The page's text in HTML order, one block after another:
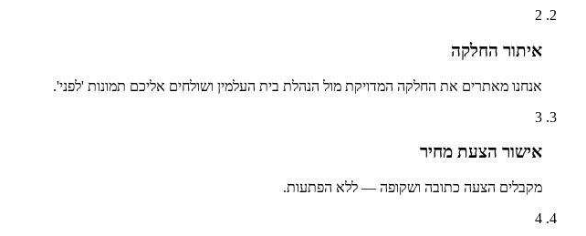
2
איתור החלקה
אנחנו מאתרים את החלקה המדויקת מול הנהלת בית העלמין ושולחים אליכם תמונות 'לפני'.
3
אישור הצעת מחיר
מקבלים הצעה כתובה ושקופה — ללא הפתעות.
4